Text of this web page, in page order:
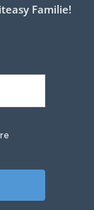
Familie!